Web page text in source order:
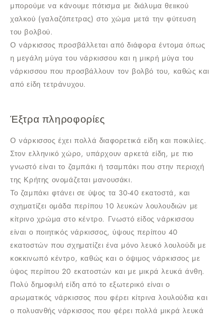
μπορούμε να κάνουμε πότισμα με διάλυμα θειικού
χαλκού (γαλαζόπετρας) στο χώμα μετά την φύτευση
του βολβού.
Ο νάρκισσος προσβάλλεται από διάφορα έντομα όπως
η μεγάλη μύγα του νάρκισσου και η μικρή μύγα του
νάρκισσου που προσβάλλουν τον βολβό του, καθώς και
από είδη τετράνυχου.
Έξτρα πληροφορίες
Ο νάρκισσος έχει πολλά διαφορετικά είδη και ποικιλίες.
Στον ελληνικό χώρο, υπάρχουν αρκετά είδη, με πιο
γνωστό είναι το ζαμπάκι ή τσαμπάκι που στην περιοχή
της Κρήτης ονομάζεται μανουσάκι.
Το ζαμπάκι φτάνει σε ύψος τα 30-40 εκατοστά, και
σχηματίζει ομάδα περίπου 10 λευκών λουλουδιών με
κίτρινο χρώμα στο κέντρο. Γνωστό είδος νάρκισσου
είναι ο ποιητικός νάρκισσος, ύψους περίπου 40
εκατοστών που σχηματίζει ένα μόνο λευκό λουλούδι με
κοκκινωπό κέντρο, καθώς και ο όψιμος νάρκισσος με
ύψος περίπου 20 εκατοστών και με μικρά λευκά άνθη.
Πολύ δημοφιλή είδη από το εξωτερικό είναι ο
αρωματικός νάρκισσος που φέρει κίτρινα λουλούδια και
ο πολυανθής νάρκισσος που φέρει πολλά μικρά λευκά